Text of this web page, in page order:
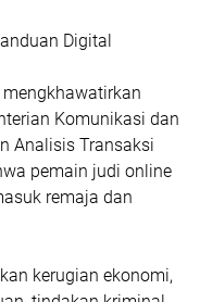
Digital
Komunikasi dan
Analisis Transaksi
pemain judi online
remaja dan
kerugian ekonomi,